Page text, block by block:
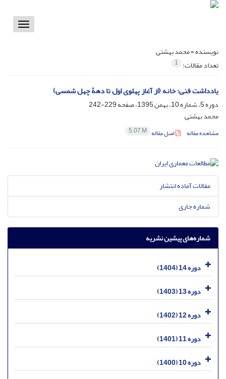
Toggle
نویسنده =محمد بهشتی
تعداد مقالات: 1
یادداشت فنی: خانه (از آغاز پهلوی اول تا دهۀ چهل شمسی)
دوره 5، شماره 10، بهمن 1395، صفحه
229-242
محمد بهشتی
مشاهده مقاله اصل مقاله 5.07 M
مقالات آماده انتشار
شماره جاری
شماره‌های پیشین نشریه
دوره 14 (1404)
دوره 13 (1403)
دوره 12 (1402)
دوره 11 (1401)
دوره 10 (1400)